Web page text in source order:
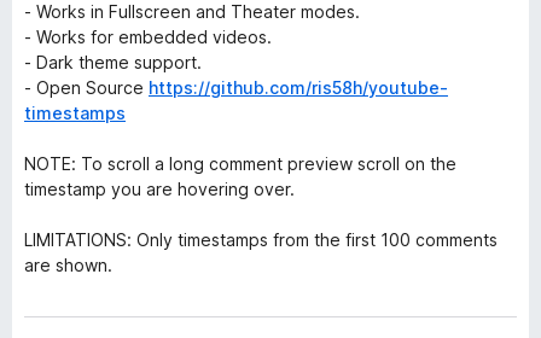
- Works in Fullscreen and Theater modes.
- Works for embedded videos.
- Dark theme support.
- Open Source https://github.com/ris58h/youtube-
timestamps
NOTE: To scroll a long comment preview scroll on the
timestamp you are hovering over.
LIMITATIONS: Only timestamps from the first 100 comments
are shown.